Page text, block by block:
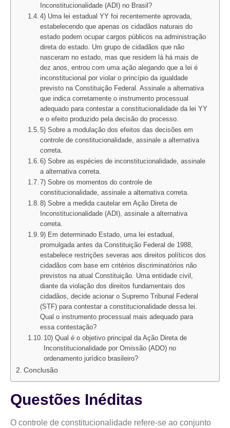
Inconstitucionalidade (ADI) no Brasil?
4) Uma lei estadual YY foi recentemente aprovada,
estabelecendo que apenas os cidadãos naturais do
estado podem ocupar cargos públicos na administração
direta do estado. Um grupo de cidadãos que não
nasceram no estado, mas que residem lá há mais de
dez anos, entrou com uma ação alegando que a lei é
inconstitucional por violar o princípio da igualdade
previsto na Constituição Federal. Assinale a alternativa
que indica corretamente o instrumento processual
adequado para contestar a constitucionalidade da lei YY
e o efeito produzido pela decisão do processo.
5) Sobre a modulação dos efeitos das decisões em
controle de constitucionalidade, assinale a alternativa
correta.
6) Sobre as espécies de inconstitucionalidade, assinale
a alternativa correta.
7) Sobre os momentos do controle de
constitucionalidade, assinale a alternativa correta.
8) Sobre a medida cautelar em Ação Direta de
Inconstitucionalidade (ADI), assinale a alternativa
correta.
9) Em determinado Estado, uma lei estadual,
promulgada antes da Constituição Federal de 1988,
estabelece restrições severas aos direitos políticos dos
cidadãos com base em critérios discriminatórios não
previstos na atual Constituição. Uma entidade civil,
diante da violação dos direitos fundamentais dos
cidadãos, decide acionar o Supremo Tribunal Federal
(STF) para contestar a constitucionalidade dessa lei.
Qual o instrumento processual mais adequado para
essa contestação?
10) Qual é o objetivo principal da Ação Direta de
Inconstitucionalidade por Omissão (ADO) no
ordenamento jurídico brasileiro?
Conclusão
Questões Inéditas
O controle de constitucionalidade refere-se ao conjunto